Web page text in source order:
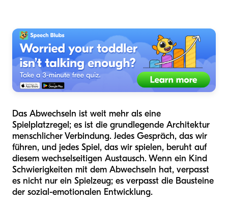
Das Abwechseln ist weit mehr als eine
Spielplatzregel; es ist die grundlegende Architektur
menschlicher Verbindung. Jedes Gespräch, das wir
führen, und jedes Spiel, das wir spielen, beruht auf
diesem wechselseitigen Austausch. Wenn ein Kind
Schwierigkeiten mit dem Abwechseln hat, verpasst
es nicht nur ein Spielzeug; es verpasst die Bausteine
der sozial-emotionalen Entwicklung.